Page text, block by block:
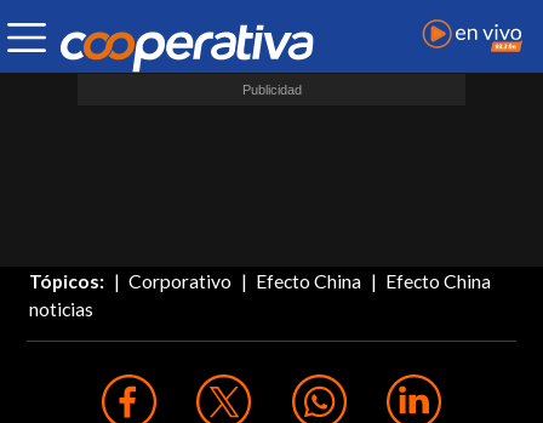
Tópicos: Corporativo Efecto China
Efecto China
noticias